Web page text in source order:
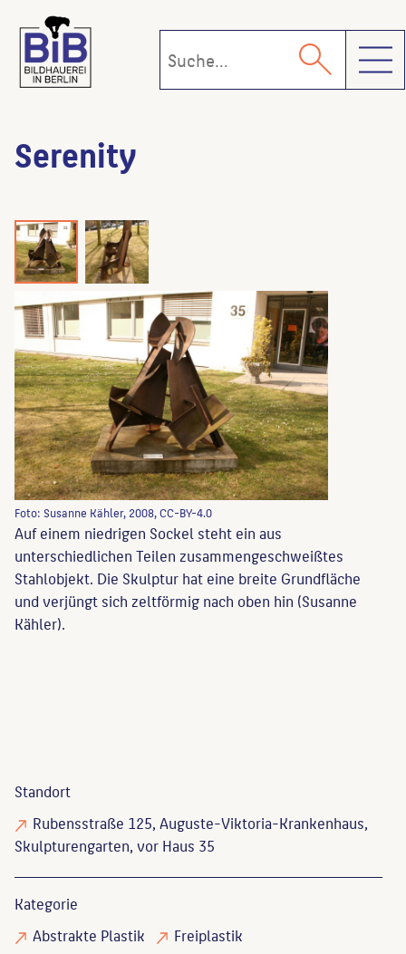
Serenity
Foto: Susanne Kähler, 2008, CC-BY-4.0
Auf einem niedrigen Sockel steht ein aus
unterschiedlichen Teilen zusammengeschweißtes
Stahlobjekt. Die Skulptur hat eine breite Grundfläche
und verjüngt sich zeltförmig nach oben hin (Susanne
Kähler).
Standort
Rubensstraße 125, Auguste-Viktoria-Krankenhaus,
Skulpturengarten, vor Haus 35
Kategorie
Abstrakte Plastik
Freiplastik